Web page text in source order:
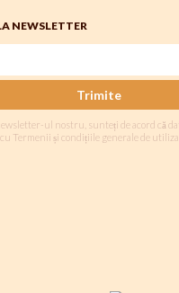
NEWSLETTER
Trimite
ul nostru, sunteți de acord că
Termenii și condițiile generale de